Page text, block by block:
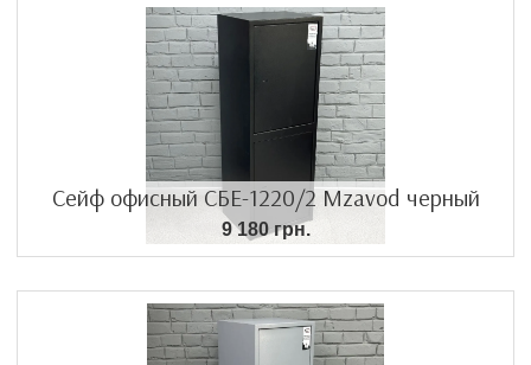
Сейф офисный СБЕ-1220/2 Mzavod черный
9 180 грн.